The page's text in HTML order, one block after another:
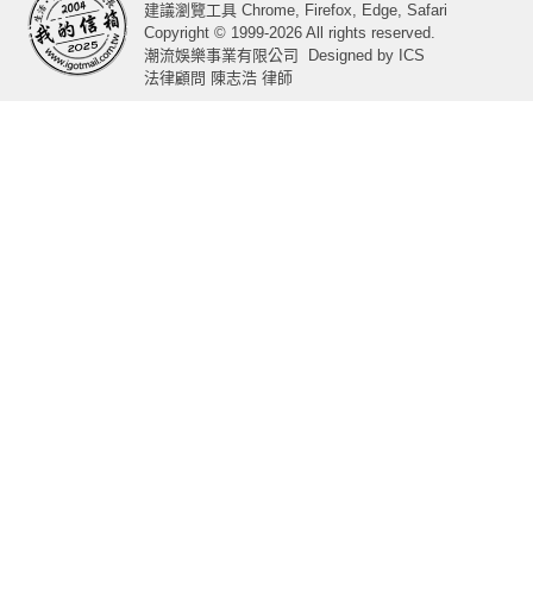
建議瀏覽工具 Chrome, Firefox, Edge, Safari
Copyright © 1999-2026 All rights reserved.
潮流娛樂事業有限公司
Designed by ICS
法律顧問 陳志浩 律師